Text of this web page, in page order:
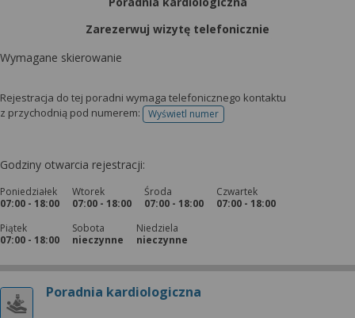
Zarezerwuj wizytę telefonicznie
Wymagane skierowanie
Rejestracja do tej poradni wymaga telefonicznego kontaktu
z przychodnią pod numerem:
Wyświetl numertelefonu do rejestracji
Godziny otwarcia rejestracji:
Poniedziałek
07:00 - 18:00
Wtorek
07:00 - 18:00
Środa
07:00 - 18:00
Czwartek
07:00 - 18:00
Piątek
07:00 - 18:00
Sobota
nieczynne
Niedziela
nieczynne
Poradnia kardiologiczna